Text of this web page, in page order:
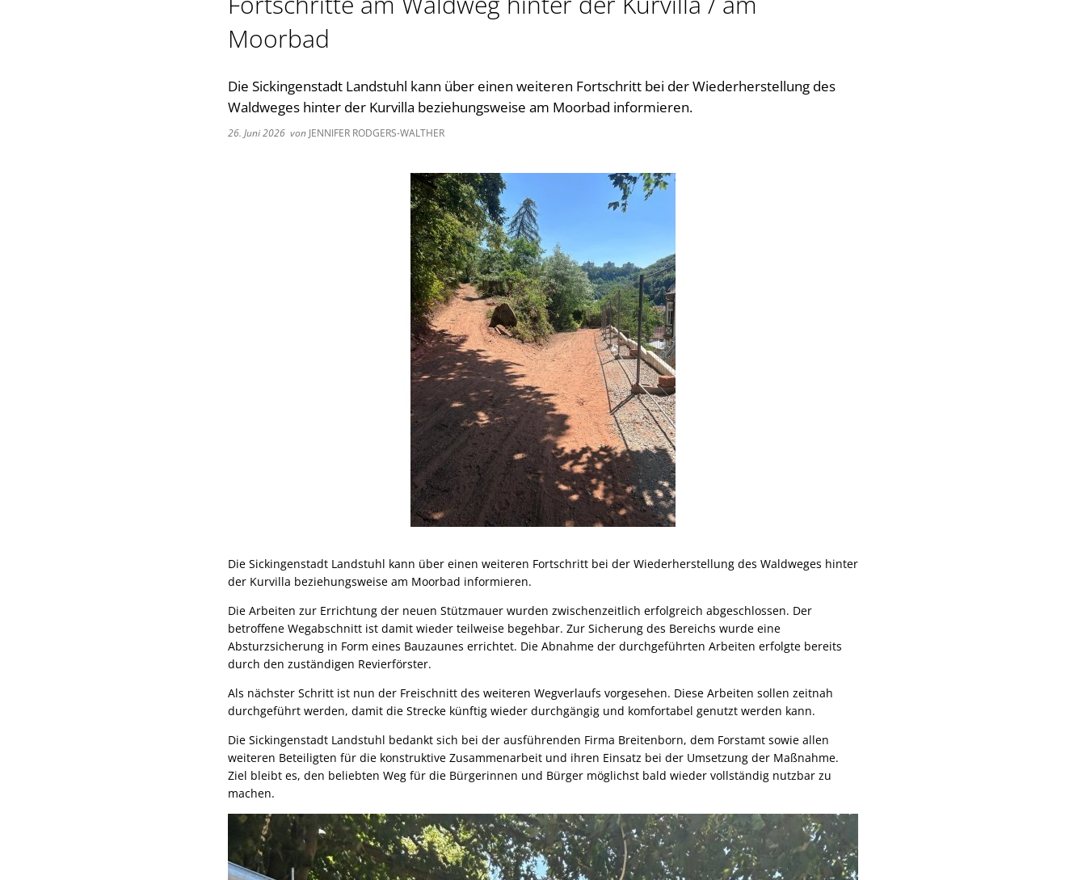
Moorbad
Die Sickingenstadt Landstuhl kann über einen weiteren Fortschritt bei der Wiederherstellung des
Waldweges hinter der Kurvilla beziehungsweise am Moorbad informieren.
26. Juni 2026 von JENNIFER RODGERS-WALTHER
Die Sickingenstadt Landstuhl kann über einen weiteren Fortschritt bei der Wiederherstellung des Waldweges hinter
der Kurvilla beziehungsweise am Moorbad informieren.
Die Arbeiten zur Errichtung der neuen Stützmauer wurden zwischenzeitlich erfolgreich abgeschlossen. Der
betroffene Wegabschnitt ist damit wieder teilweise begehbar. Zur Sicherung des Bereichs wurde eine
Absturzsicherung in Form eines Bauzaunes errichtet. Die Abnahme der durchgeführten Arbeiten erfolgte bereits
durch den zuständigen Revierförster.
Als nächster Schritt ist nun der Freischnitt des weiteren Wegverlaufs vorgesehen. Diese Arbeiten sollen zeitnah
durchgeführt werden, damit die Strecke künftig wieder durchgängig und komfortabel genutzt werden kann.
Die Sickingenstadt Landstuhl bedankt sich bei der ausführenden Firma Breitenborn, dem Forstamt sowie allen
weiteren Beteiligten für die konstruktive Zusammenarbeit und ihren Einsatz bei der Umsetzung der Maßnahme.
Ziel bleibt es, den beliebten Weg für die Bürgerinnen und Bürger möglichst bald wieder vollständig nutzbar zu
machen.